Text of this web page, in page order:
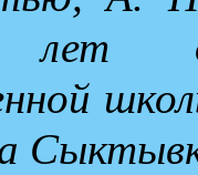
лет